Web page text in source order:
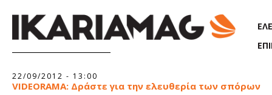
22/09/2012 - 13:00
VIDEORAMA: Δράστε για την ελευθερία των σπόρων